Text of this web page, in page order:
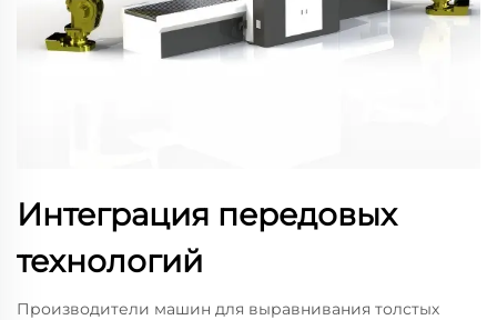
Интеграция передовых
технологий
Производители машин для выравнивания толстых